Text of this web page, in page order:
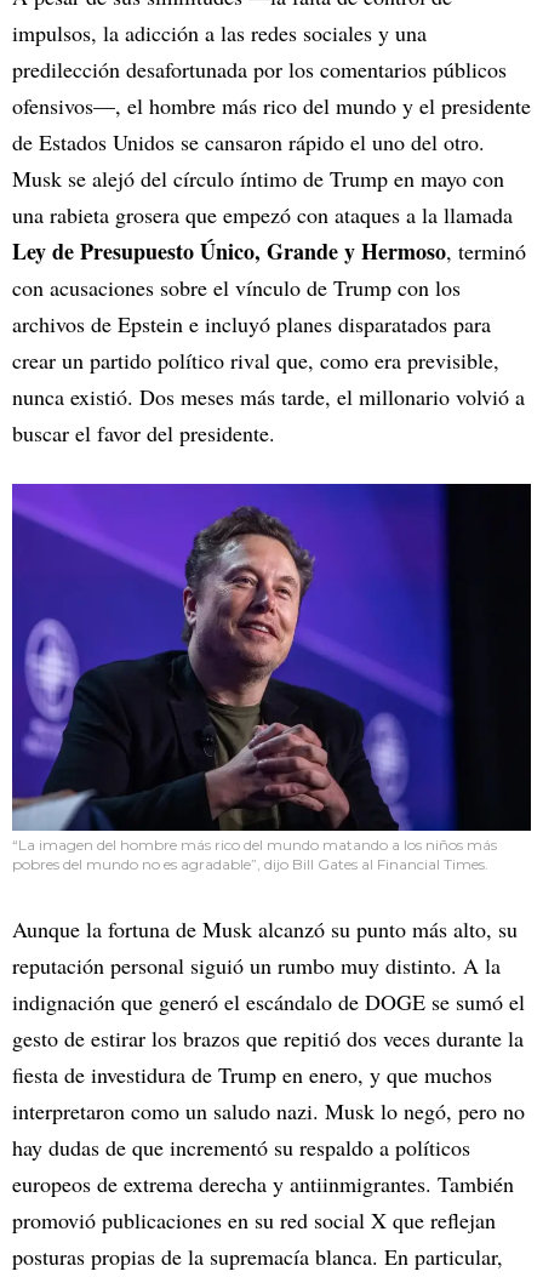
impulsos, la adicción a las redes sociales y una
predilección desafortunada por los comentarios públicos
ofensivos—, el hombre más rico del mundo y el presidente
de Estados Unidos se cansaron rápido el uno del otro.
Musk se alejó del círculo íntimo de Trump en mayo con
una rabieta grosera que empezó con ataques a la llamada
Ley de Presupuesto Único, Grande y Hermoso, terminó
con acusaciones sobre el vínculo de Trump con los
archivos de Epstein e incluyó planes disparatados para
crear un partido político rival que, como era previsible,
nunca existió. Dos meses más tarde, el millonario volvió a
buscar el favor del presidente.
“La imagen del hombre más rico del mundo matando a los niños más
pobres del mundo no es agradable”, dijo Bill Gates al Financial Times.
Aunque la fortuna de Musk alcanzó su punto más alto, su
reputación personal siguió un rumbo muy distinto. A la
indignación que generó el escándalo de DOGE se sumó el
gesto de estirar los brazos que repitió dos veces durante la
fiesta de investidura de Trump en enero, y que muchos
interpretaron como un saludo nazi. Musk lo negó, pero no
hay dudas de que incrementó su respaldo a políticos
europeos de extrema derecha y antiinmigrantes. También
promovió publicaciones en su red social X que reflejan
posturas propias de la supremacía blanca. En particular,